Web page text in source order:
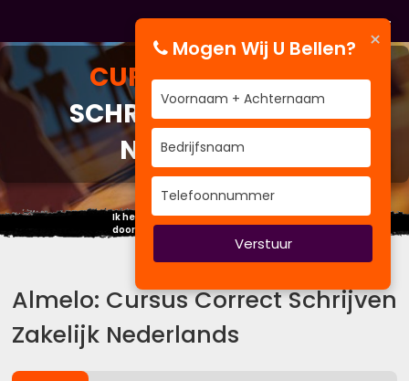
CURSUSCORRECT
SCHRIJVEN ZAKELIJK
NEDERLANDS
Ik heb in mijn leven meer geleerd
door te luisteren dan door te spreken.
Almelo: Cursus Correct Schrijven
Zakelijk Nederlands
×
Mogen Wij U Bellen?
Verstuur